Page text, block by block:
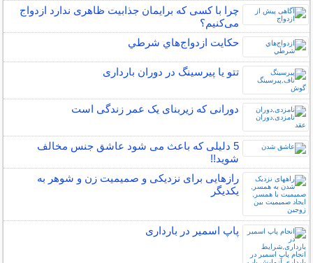
چرا با کسی که برایمان جذابیت ظاهری ندارد ازدواج
می‌کنیم؟
حكايت ازدواج‌هاي شرطي
تتو یا پیرسینگ در دوران بارداری
دورانی که زیربنای یک عمر زندگی‌ است
5 دلیلی که باعث می شود عاشق جنس مخالف
شوید!!
رازهایی برای نزدیکی و صمیمیت زن و شوهر به
یکدیگر
پاپ اسمیر در بارداری